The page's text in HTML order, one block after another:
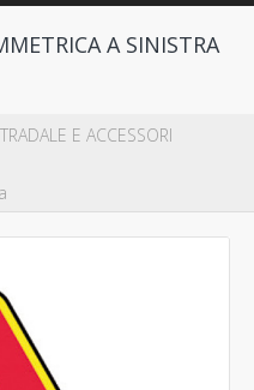
E ACCESSORI
A SINISTRA